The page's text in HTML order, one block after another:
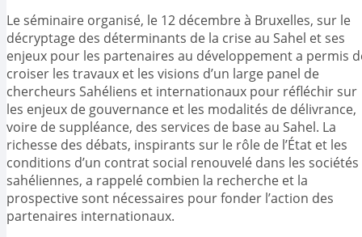
Le séminaire organisé, le 12 décembre à Bruxelles, sur le
décryptage des déterminants de la crise au Sahel et ses
enjeux pour les partenaires au développement a permis
croiser les travaux et les visions d’un large panel de
chercheurs Sahéliens et internationaux pour réfléchir sur
les enjeux de gouvernance et les modalités de délivrance,
voire de suppléance, des services de base au Sahel. La
richesse des débats, inspirants sur le rôle de l’État et les
conditions d’un contrat social renouvelé dans les sociétés
sahéliennes, a rappelé combien la recherche et la
prospective sont nécessaires pour fonder l’action des
partenaires internationaux.